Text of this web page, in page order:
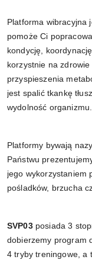
Platforma wibracyjna
pomoże Ci
kondycję,
korzystnie na
przyspieszenia
jest spalić tkankę
wydolność organizmu.
Platformy bywają
Państwu
jego wykorzystaniem
pośladków, brzucha
SVP03posiada 3
dobierzemy program
4 tryby treningowe, a